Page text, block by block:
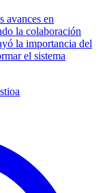
avances en
la colaboración
la importancia del
el sistema